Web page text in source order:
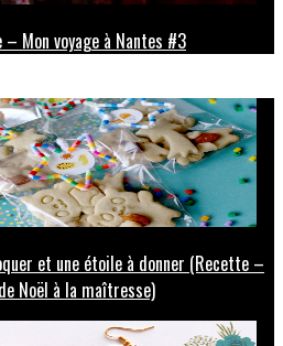
– Mon voyage à Nantes #3
et une étoile à donner (Recette –
Noël à la maîtresse)